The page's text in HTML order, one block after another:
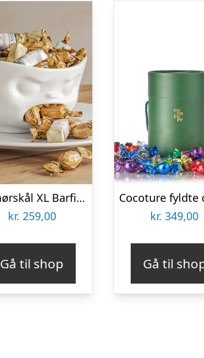
Humørskål XL Barfing – Tassen
kr. 259,00
Gå til shop
kr. 349,00
Gå til